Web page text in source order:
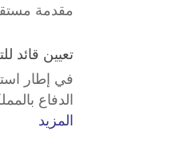
مقدمة
تعيين قائد
في إطار
الدفاع
المزيد